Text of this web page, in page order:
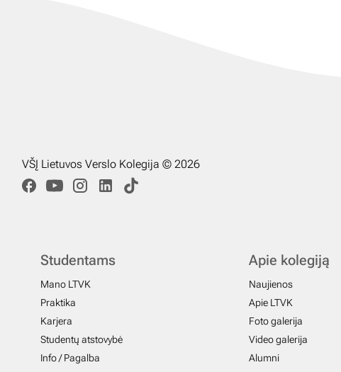
VŠĮ Lietuvos Verslo Kolegija © 2026
Studentams
Mano LTVK
Praktika
Karjera
Studentų atstovybė
Info / Pagalba
Apie kolegiją
Naujienos
Apie LTVK
Foto galerija
Video galerija
Alumni